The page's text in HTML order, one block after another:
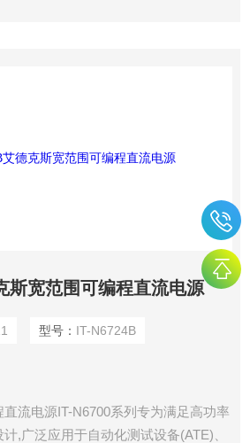
斯宽范围可编程直流电源
型号： IT-N6724B
流电源IT-N6700系列专为满足高功率
,广泛应用于自动化测试设备(ATE)、